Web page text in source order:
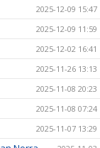
2025-12-09 15:47
2025-12-09 11:59
2025-12-02 16:41
2025-11-26 13:13
2025-11-08 20:23
2025-11-08 07:24
2025-11-07 13:29